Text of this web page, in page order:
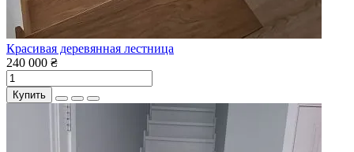
Красивая деревянная лестница
240 000 ₴
Купить